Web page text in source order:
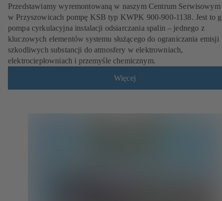
Przedstawiamy wyremontowaną w naszym Centrum
w Przyszowicach pompę KSB typ KWPK 900-900-1138. Jest to
pompa cyrkulacyjna instalacji odsiarczania spalin – jednego z
kluczowych elementów systemu służącego do ograniczania emisji
szkodliwych substancji do atmosfery w elektrowniach,
elektrociepłowniach i przemyśle chemicznym.
Więcej